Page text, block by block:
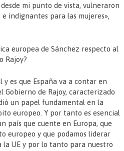
mi punto de vista, vulneraron
indignantes para las mujeres»,
europea de Sánchez respecto al
Rajoy?
y es que España va a contar en
Gobierno de Rajoy, caracterizado
un papel fundamental en la
europeo. Y por tanto es esencial
país que cuente en Europa, que
europeo y que podamos liderar
UE y por lo tanto para nuestro